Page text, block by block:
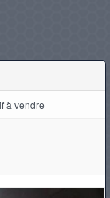
à vendre